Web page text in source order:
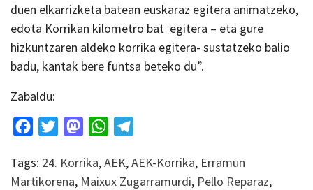
duen elkarrizketa batean euskaraz egitera animatzeko,
edota Korrikan kilometro bat egitera – eta gure
hizkuntzaren aldeko korrika egitera- sustatzeko balio
badu, kantak bere funtsa beteko du”.
Zabaldu:
FacebookTwitterMastodonWhatsApp
Tags: 24. Korrika,AEK,AEK-Korrika, Erramun
Martikorena, Maixux Zugarramurdi, Pello Reparaz,